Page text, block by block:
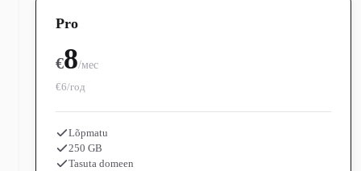
Pro
€8/мес
€6/год
Lõpmatu
250 GB
Tasuta domeen